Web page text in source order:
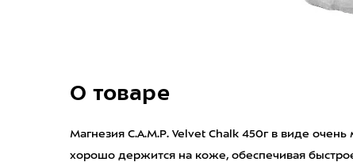
О товаре
Магнезия C.A.M.P. Velvet Chalk 450г в виде
хорошо держится на коже, обеспечивая